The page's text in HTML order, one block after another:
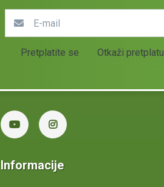
Pretplatite se Otkaži pretplatu
Informacije